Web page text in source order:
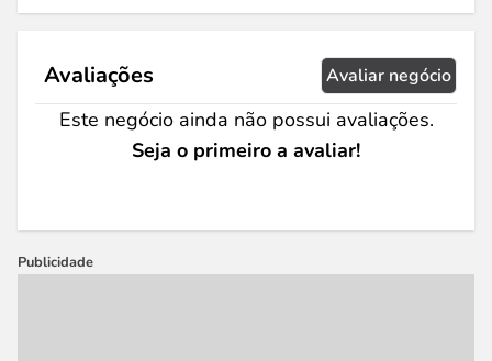
Avaliações Avaliar negócio
Este negócio ainda não possui avaliações.
Seja o primeiro a avaliar!
Publicidade